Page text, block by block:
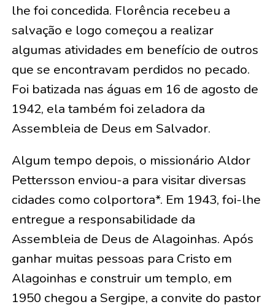
lhe foi concedida. Florência recebeu a
salvação e logo começou a realizar
algumas atividades em benefício de outros
que se encontravam perdidos no pecado.
Foi batizada nas águas em 16 de agosto de
1942, ela também foi zeladora da
Assembleia de Deus em Salvador.
Algum tempo depois, o missionário Aldor
Pettersson enviou-a para visitar diversas
cidades como colportora*. Em 1943, foi-lhe
entregue a responsabilidade da
Assembleia de Deus de Alagoinhas. Após
ganhar muitas pessoas para Cristo em
Alagoinhas e construir um templo, em
1950 chegou a Sergipe, a convite do pastor